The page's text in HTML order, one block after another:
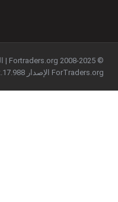
© 2008-2025 Fortraders.org | الصور مقدمة من
ForTraders.org الإصدار 2.17.988